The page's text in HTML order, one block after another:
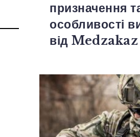
призначення
особливості
від Medzakaz